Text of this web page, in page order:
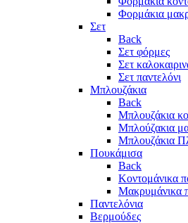
Φορμάκια
Σετ
Back
Σετ φόρμες
Σετ
Σετ παντελόνι
Μπλουζάκια
Back
Μπλουζάκια
Μπλούζακια
Μπλουζάκια
Πουκάμισα
Back
Κοντομάνικα
Μακρυμάνικα
Παντελόνια
Βερμούδες